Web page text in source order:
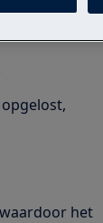
het